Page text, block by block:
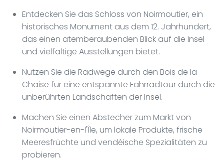
Entdecken Sie das Schloss von Noirmoutier, ein
historisches Monument aus dem 12. Jahrhundert,
das einen atemberaubenden Blick auf die Insel
und vielfältige Ausstellungen bietet.
Nutzen Sie die Radwege durch den Bois de la
Chaise für eine entspannte Fahrradtour durch die
unberührten Landschaften der Insel.
Machen Sie einen Abstecher zum Markt von
Noirmoutier-en-l'Île, um lokale Produkte, frische
Meeresfrüchte und vendéische Spezialitäten zu
probieren.